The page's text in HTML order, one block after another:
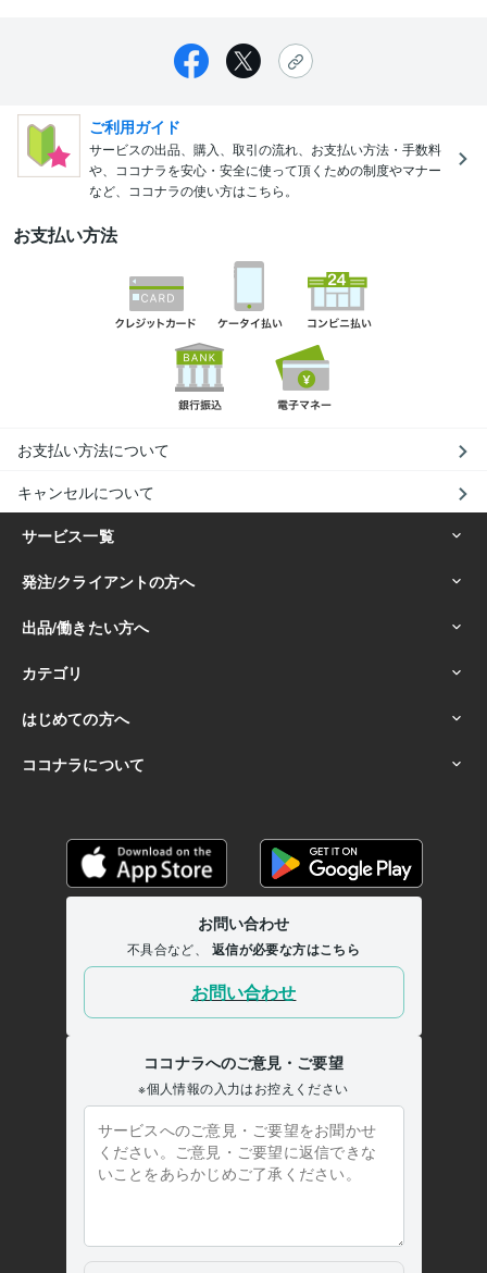
ご利用ガイド
サービスの出品、購入、取引の流れ、お支払い方法・手数料
や、ココナラを安心・安全に使って頂くための制度やマナー
など、ココナラの使い方はこちら。
お支払い方法
お支払い方法について
キャンセルについて